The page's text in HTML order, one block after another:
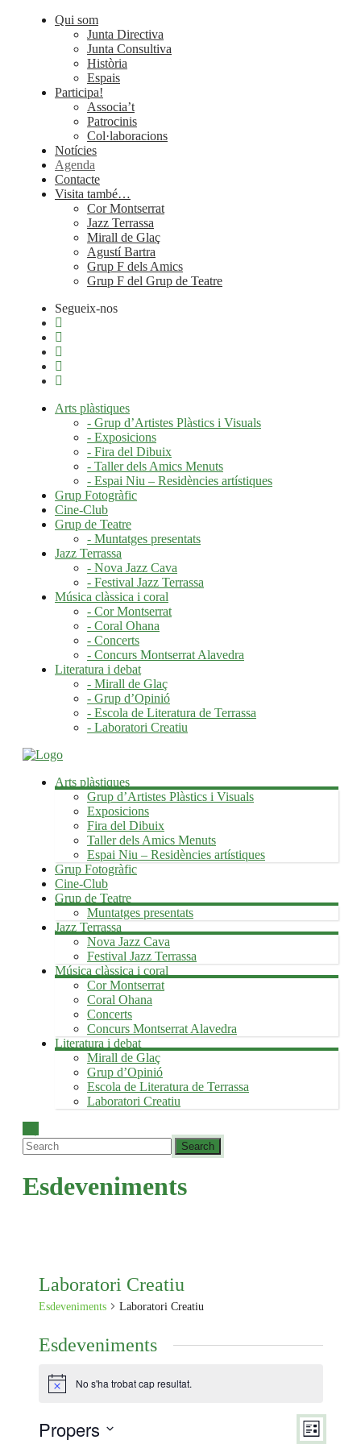
Qui som
Junta Directiva
Junta Consultiva
Història
Espais
Participa!
Associa’t
Patrocinis
Col·laboracions
Notícies
Agenda
Contacte
Visita també…
Cor Montserrat
Jazz Terrassa
Mirall de Glaç
Agustí Bartra
Grup F dels Amics
Grup F del Grup de Teatre
Segueix-nos
Arts plàstiques
- Grup d’Artistes Plàstics i Visuals
- Exposicions
- Fira del Dibuix
- Taller dels Amics Menuts
- Espai Niu – Residències artístiques
Grup Fotogràfic
Cine-Club
Grup de Teatre
- Muntatges presentats
Jazz Terrassa
- Nova Jazz Cava
- Festival Jazz Terrassa
Música clàssica i coral
- Cor Montserrat
- Coral Ohana
- Concerts
- Concurs Montserrat Alavedra
Literatura i debat
- Mirall de Glaç
- Grup d’Opinió
- Escola de Literatura de Terrassa
- Laboratori Creatiu
Arts plàstiques
Grup d’Artistes Plàstics i Visuals
Exposicions
Fira del Dibuix
Taller dels Amics Menuts
Espai Niu – Residències artístiques
Grup Fotogràfic
Cine-Club
Grup de Teatre
Muntatges presentats
Jazz Terrassa
Nova Jazz Cava
Festival Jazz Terrassa
Música clàssica i coral
Cor Montserrat
Coral Ohana
Concerts
Concurs Montserrat Alavedra
Literatura i debat
Mirall de Glaç
Grup d’Opinió
Escola de Literatura de Terrassa
Laboratori Creatiu
Esdeveniments
Laboratori Creatiu
Esdeveniments Laboratori Creatiu
Esdeveniments
Avís No s'ha trobat cap resultat.
Vistes
Llista
Propers